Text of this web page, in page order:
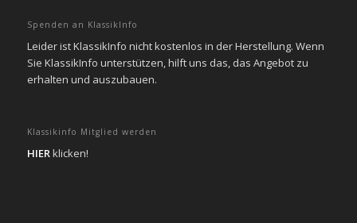
Spenden an KlassikInfo
Leider ist KlassikInfo nicht kostenlos in der Herstellung. Wenn
Sie KlassikInfo unterstützen, hilft uns das, das Angebot zu
erhalten und auszubauen.
Klassikinfo Mitglied werden
HIERklicken!